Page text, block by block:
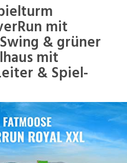
mit
& grüner
mit
& Spiel-